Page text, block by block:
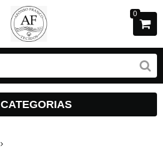
0
CATEGORIAS